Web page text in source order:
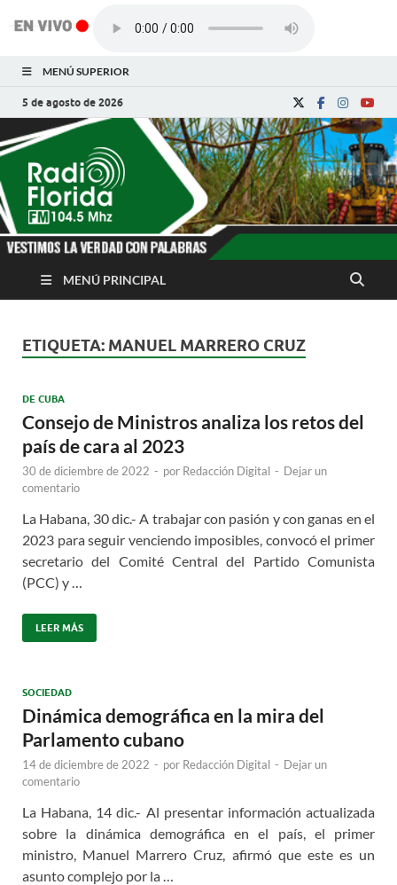
MENÚ SUPERIOR
5 de agosto de 2026
Radio Florida de
Cuba
Noticias y Actualidades de Florida, Camagüey,
MENÚ PRINCIPAL
ETIQUETA: MANUEL MARRERO CRUZ
DE CUBA
Consejo de Ministros analiza los retos del
país de cara al 2023
30 de diciembre de 2022 - por Redacción Digital - Dejar un
comentario
La Habana, 30 dic.- A trabajar con pasión y con ganas en el
2023 para seguir venciendo imposibles, convocó el primer
secretario del Comité Central del Partido Comunista
(PCC) y …
LEER MÁS
SOCIEDAD
Dinámica demográfica en la mira del
Parlamento cubano
14 de diciembre de 2022 - por Redacción Digital - Dejar un
comentario
La Habana, 14 dic.- Al presentar información actualizada
sobre la dinámica demográfica en el país, el primer
ministro, Manuel Marrero Cruz, afirmó que este es un
asunto complejo por la …